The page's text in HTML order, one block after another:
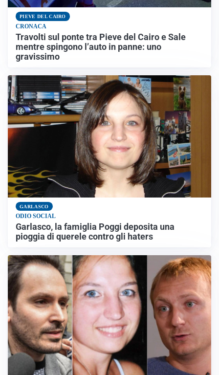
PIEVE DEL CAIRO
CRONACA
Travolti sul ponte tra Pieve del Cairo e Sale
mentre spingono l’auto in panne: uno
gravissimo
GARLASCO
ODIO SOCIAL
Garlasco, la famiglia Poggi deposita una
pioggia di querele contro gli haters